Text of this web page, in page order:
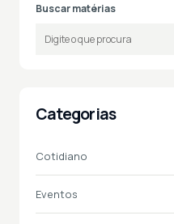
Buscar matérias
Categorias
Cotidiano
Eventos